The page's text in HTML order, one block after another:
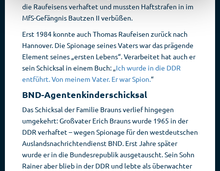
die Raufeisens verhaftet und mussten Haftstrafen in im
MfS-Gefängnis Bautzen II verbüßen.
Erst 1984 konnte auch Thomas Raufeisen zurück nach
Hannover. Die Spionage seines Vaters war das prägende
Element seines „ersten Lebens“. Verarbeitet hat auch er
sein Schicksal in einem Buch: „Ich wurde in die DDR
entführt. Von meinem Vater. Er war Spion.“
BND-Agentenkinderschicksal
Das Schicksal der Familie Brauns verlief hingegen
umgekehrt: Großvater Erich Brauns wurde 1965 in der
DDR verhaftet – wegen Spionage für den westdeutschen
Auslandsnachrichtendienst BND. Erst Jahre später
wurde er in die Bundesrepublik ausgetauscht. Sein Sohn
Rainer aber blieb in der DDR und lebte als überwachter